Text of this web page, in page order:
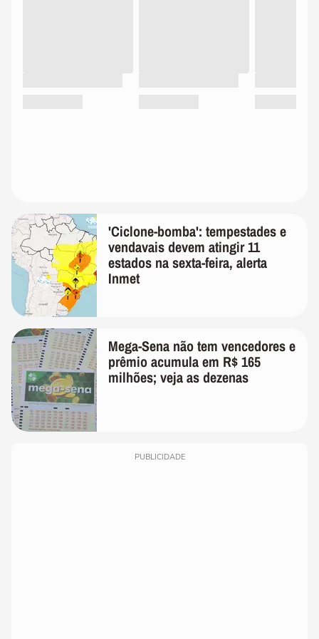
'Ciclone-bomba': tempestades e
vendavais devem atingir 11
estados na sexta-feira, alerta
Inmet
Mega-Sena não tem vencedores e
prêmio acumula em R$ 165
milhões; veja as dezenas
PUBLICIDADE